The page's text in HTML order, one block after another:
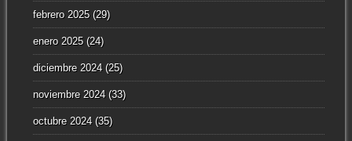
febrero 2025(29)
enero 2025(24)
diciembre 2024(25)
noviembre 2024(33)
octubre 2024(35)